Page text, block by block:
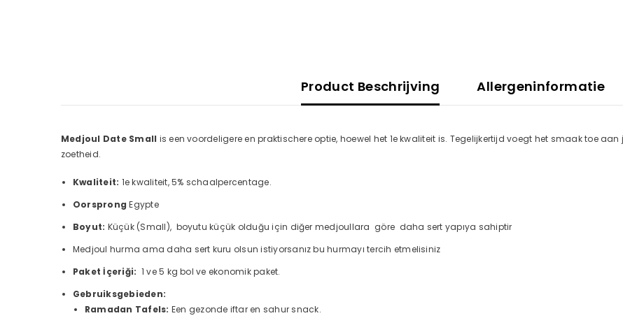
Product Beschrijving Allergeninformatie
Medjoul Date Small is een voordeligere en praktischere optie, hoewel het 1e kwaliteit is. Tegelijkertijd voegt het smaak toe
zoetheid.
Kwaliteit: 1e kwaliteit, 5% schaalpercentage.
Oorsprong Egypte
Boyut: Küçük (Small), boyutu küçük olduğu için diğer medjoullara göre daha sert yapıya sahiptir
Medjoul hurma ama daha sert kuru olsun istiyorsanız bu hurmayı tercih etmelisiniz
Paket İçeriği: 1 ve 5 kg bol ve ekonomik paket.
Gebruiksgebieden:
Ramadan Tafels: Een gezonde iftar en sahur snack.